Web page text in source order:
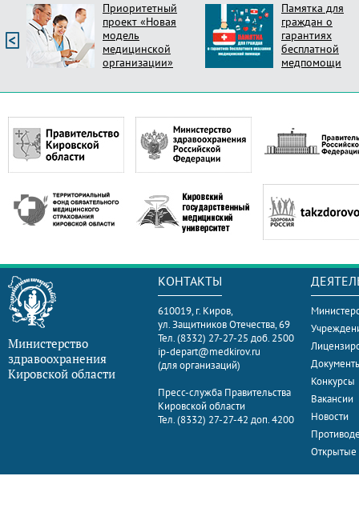
Приоритетный
проект «Новая
модель
медицинской
организации»
Памятка для
граждан о
гарантиях
бесплатной
медпомощи
Министерство
здравоохранения
Кировской области
КОНТАКТЫ
610019, г. Киров,
ул. Защитников Отечества, 69
Тел. (8332) 27-27-25 доб. 2500
ip-depart@medkirov.ru
(для организаций)
Пресс-служба Правительства
Кировской области
Тел. (8332) 27-27-42 доп. 4200
Конкурсы
Вакансии
Новости